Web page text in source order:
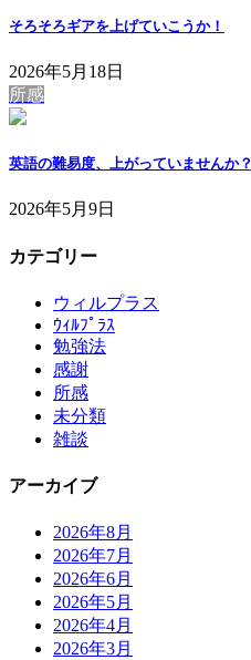
そろそろギアを上げていこうか！
2026年5月18日
所感
英語の難易度、上がっていませんか？
2026年5月9日
カテゴリー
ウィルプラス
ｳｨﾙﾌﾟﾗｽ
勉強法
感謝
所感
未分類
雑談
アーカイブ
2026年8月
2026年7月
2026年6月
2026年5月
2026年4月
2026年3月